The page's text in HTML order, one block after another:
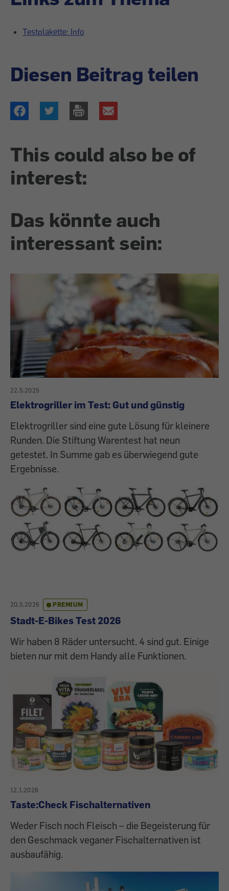
Testplakette: Info
Diesen Beitrag teilen
This could also be of
interest:
Das könnte auch
interessant sein:
22.5.2025
Elektrogriller im Test: Gut und günstig
Elektrogriller sind eine gute Lösung für kleinere
Runden. Die Stiftung Warentest hat neun
getestet. In Summe gab es überwiegend gute
Ergebnisse.
20.5.2026 PREMIUM
Stadt-E-Bikes Test 2026
Wir haben 8 Räder untersucht. 4 sind gut. Einige
bieten nur mit dem Handy alle Funktionen.
12.1.2026
Taste:Check Fischalternativen
Weder Fisch noch Fleisch – die Begeisterung für
den Geschmack veganer Fischalternativen ist
ausbaufähig.